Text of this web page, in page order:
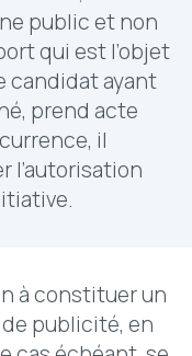
public et non
qui est l’objet
candidat ayant
prend acte
il
l’autorisation
à constituer un
publicité, en